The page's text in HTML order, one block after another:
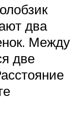
два
Между
две